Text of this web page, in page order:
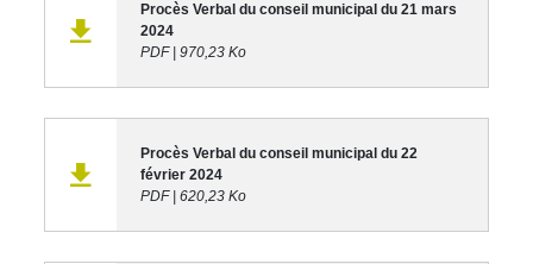
Procès Verbal du conseil municipal du 21 mars
2024
PDF|970,23 Ko
Procès Verbal du conseil municipal du 22
février 2024
PDF|620,23 Ko